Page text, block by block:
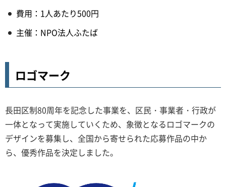
費用：1人あたり500円
主催：NPO法人ふたば
ロゴマーク
長田区制80周年を記念した事業を、区民・事業者・行政が
一体となって実施していくため、象徴となるロゴマークの
デザインを募集し、全国から寄せられた応募作品の中か
ら、優秀作品を決定しました。